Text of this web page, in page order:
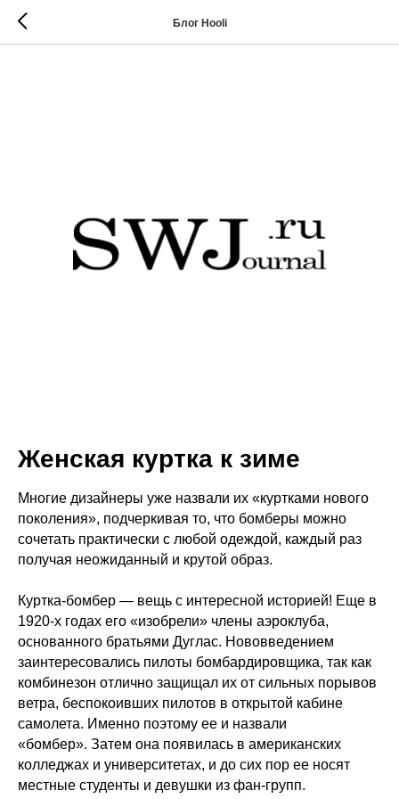
Блог Hooli
Женская куртка к зиме
Многие дизайнеры уже назвали их «куртками нового
поколения», подчеркивая то, что бомберы можно
сочетать практически с любой одеждой, каждый раз
получая неожиданный и крутой образ.
Куртка-бомбер — вещь с интересной историей! Еще в
1920-х годах его «изобрели» члены аэроклуба,
основанного братьями Дуглас. Нововведением
заинтересовались пилоты бомбардировщика, так как
комбинезон отлично защищал их от сильных порывов
ветра, беспокоивших пилотов в открытой кабине
самолета. Именно поэтому ее и назвали
«бомбер». Затем она появилась в американских
колледжах и университетах, и до сих пор ее носят
местные студенты и девушки из фан-групп.